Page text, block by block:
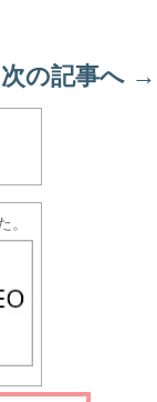
次の記事へ →
。